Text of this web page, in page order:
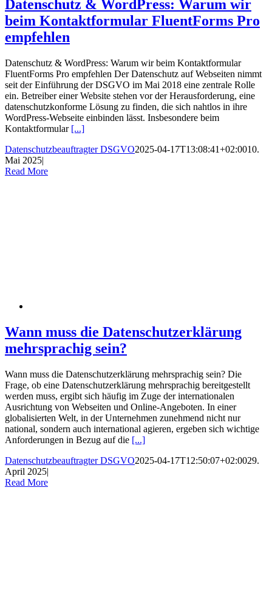
Datenschutz & WordPress: Warum wir
beim Kontaktformular FluentForms Pro
empfehlen
Datenschutz & WordPress: Warum wir beim Kontaktformular
FluentForms Pro empfehlen Der Datenschutz auf Webseiten nimmt
seit der Einführung der DSGVO im Mai 2018 eine zentrale Rolle
ein. Betreiber einer Website stehen vor der Herausforderung, eine
datenschutzkonforme Lösung zu finden, die sich nahtlos in ihre
WordPress-Webseite einbinden lässt. Insbesondere beim
Kontaktformular [...]
Datenschutzbeauftragter DSGVO2025-04-17T13:08:41+02:0010.
Mai 2025|
Read More
Wann muss die Datenschutzerklärung
mehrsprachig sein?
Wann muss die Datenschutzerklärung mehrsprachig sein? Die
Frage, ob eine Datenschutzerklärung mehrsprachig bereitgestellt
werden muss, ergibt sich häufig im Zuge der internationalen
Ausrichtung von Webseiten und Online-Angeboten. In einer
globalisierten Welt, in der Unternehmen zunehmend nicht nur
national, sondern auch international agieren, ergeben sich wichtige
Anforderungen in Bezug auf die [...]
Datenschutzbeauftragter DSGVO2025-04-17T12:50:07+02:0029.
April 2025|
Read More